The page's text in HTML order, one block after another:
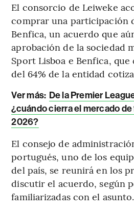
El consorcio de Leiweke
comprar una participación
Benfica, un acuerdo que
aprobación de la sociedad
Sport Lisboa e Benfica,
del 64% de la entidad
Ver más: De la Premier
¿cuándo cierra el mercado
2026?
El consejo de
portugués, uno de los
del país, se reunirá en los
discutir el acuerdo, según
familiarizadas con el asunto.